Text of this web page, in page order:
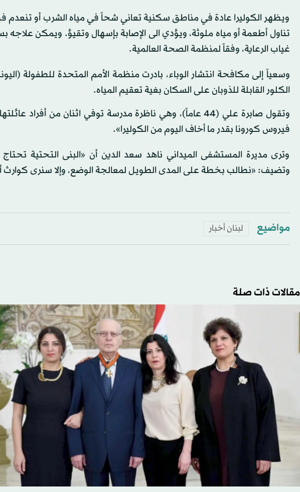
ويظهر الكوليرا عادة في مناطق سكنية تعاني شحاً في مياه الشرب أو
تناول أطعمة أو مياه ملوثة، ويؤدي الى الإصابة بإسهال وتقيؤ. ويمكن
غياب الرعاية، وفقاً لمنظمة الصحة العالمية.
وسعياً إلى مكافحة انتشار الوباء، بادرت منظمة الأمم المتحدة للطفولة
الكلور القابلة للذوبان على السكان بغية تعقيم المياه.
وتقول صابرة علي (44 عاماً)، وهي ناظرة مدرسة توفي اثنان من
فيروس كورونا بقدر ما أخاف اليوم من الكوليرا».
وترى مديرة المستشفى الميداني ناهد سعد الدين أن «البنى التحتية تحتاج
وتضيف: «نطالب بخطة على المدى الطويل لمعالجة الوضع، وإلا سنرى كوارث
مواضيع لبنان أخبار
مقالات ذات صلة